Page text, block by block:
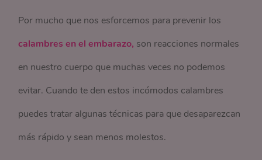
Por mucho que nos esforcemos para prevenir los
calambres en el embarazo, son reacciones normales
en nuestro cuerpo que muchas veces no podemos
evitar. Cuando te den estos incómodos calambres
puedes tratar algunas técnicas para que desaparezcan
más rápido y sean menos molestos.